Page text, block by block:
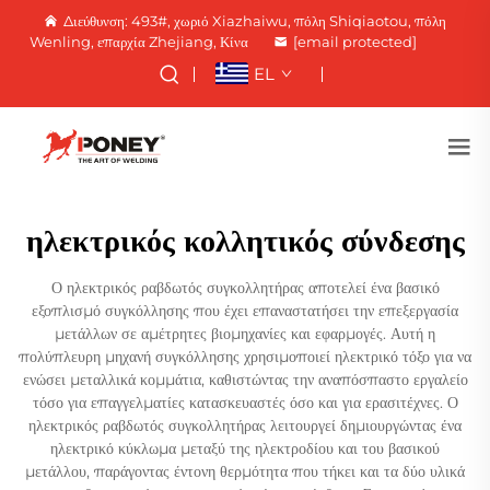
Διεύθυνση: 493#, χωριό Xiazhaiwu, πόλη Shiqiaotou, πόλη
Wenling, επαρχία Zhejiang, Κίνα
[email protected]
EL
ηλεκτρικός κολλητικός σύνδεσης
Ο ηλεκτρικός ραβδωτός συγκολλητήρας αποτελεί ένα βασικό
εξοπλισμό συγκόλλησης που έχει επαναστατήσει την επεξεργασία
μετάλλων σε αμέτρητες βιομηχανίες και εφαρμογές. Αυτή η
πολύπλευρη μηχανή συγκόλλησης χρησιμοποιεί ηλεκτρικό τόξο για να
ενώσει μεταλλικά κομμάτια, καθιστώντας την αναπόσπαστο εργαλείο
τόσο για επαγγελματίες κατασκευαστές όσο και για ερασιτέχνες. Ο
ηλεκτρικός ραβδωτός συγκολλητήρας λειτουργεί δημιουργώντας ένα
ηλεκτρικό κύκλωμα μεταξύ της ηλεκτροδίου και του βασικού
μετάλλου, παράγοντας έντονη θερμότητα που τήκει και τα δύο υλικά